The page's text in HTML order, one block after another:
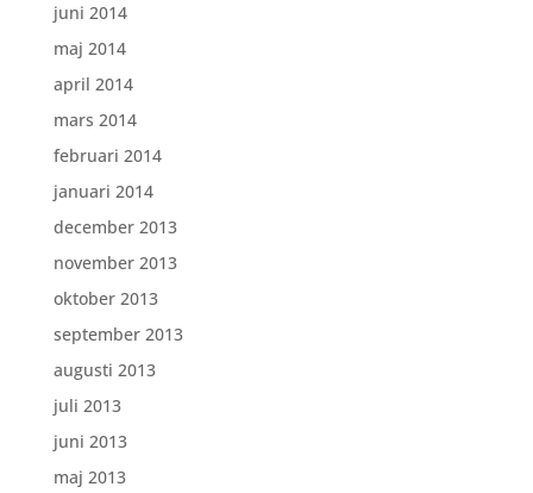
juni 2014
maj 2014
april 2014
mars 2014
februari 2014
januari 2014
december 2013
november 2013
oktober 2013
september 2013
augusti 2013
juli 2013
juni 2013
maj 2013